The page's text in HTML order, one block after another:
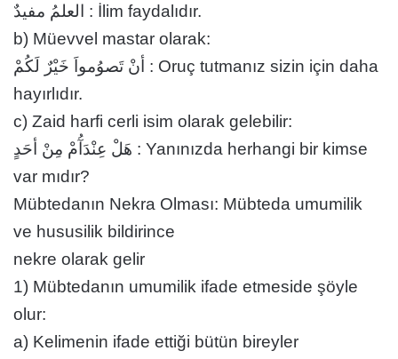
العلمُ مفيدٌ : İlim faydalıdır.
b) Müevvel mastar olarak:
أنْ تَصوُمواَ خَيْرٌ لَكُمْ : Oruç tutmanız sizin için daha
hayırlıdır.
c) Zaid harfi cerli isim olarak gelebilir:
هَلْ عِنْدَآُمْ مِنْ أحَدٍ : Yanınızda herhangi bir kimse
var mıdır?
Mübtedanın Nekra Olması: Mübteda umumilik
ve hususilik bildirince
nekre olarak gelir
1) Mübtedanın umumilik ifade etmeside şöyle
olur:
a) Kelimenin ifade ettiği bütün bireyler